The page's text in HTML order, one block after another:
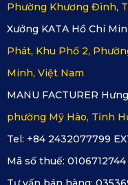
KATA mang
Xem thêm sản
3. Mẹo Chọn
Dodge
Phường Khương Đình,
Xưởng KATA Hồ Chí
Phát, Khu Phố 2,
Minh, Việt Nam
MANU FACTURER
phường Mỹ Hào, Tỉnh
Tel: +84 2432077799
Mã số thuế: 0106712744